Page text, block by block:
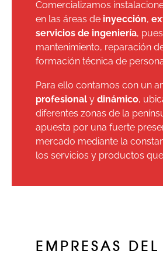
Comercializamos
en las áreas de inyección,
servicios de ingeniería,
mantenimiento, reparación
formación técnica de
Para ello contamos con un
profesionaly dinámico,
diferentes zonas de la
apuesta por una fuerte
mercado mediante la
los servicios y productos
EMPRESAS